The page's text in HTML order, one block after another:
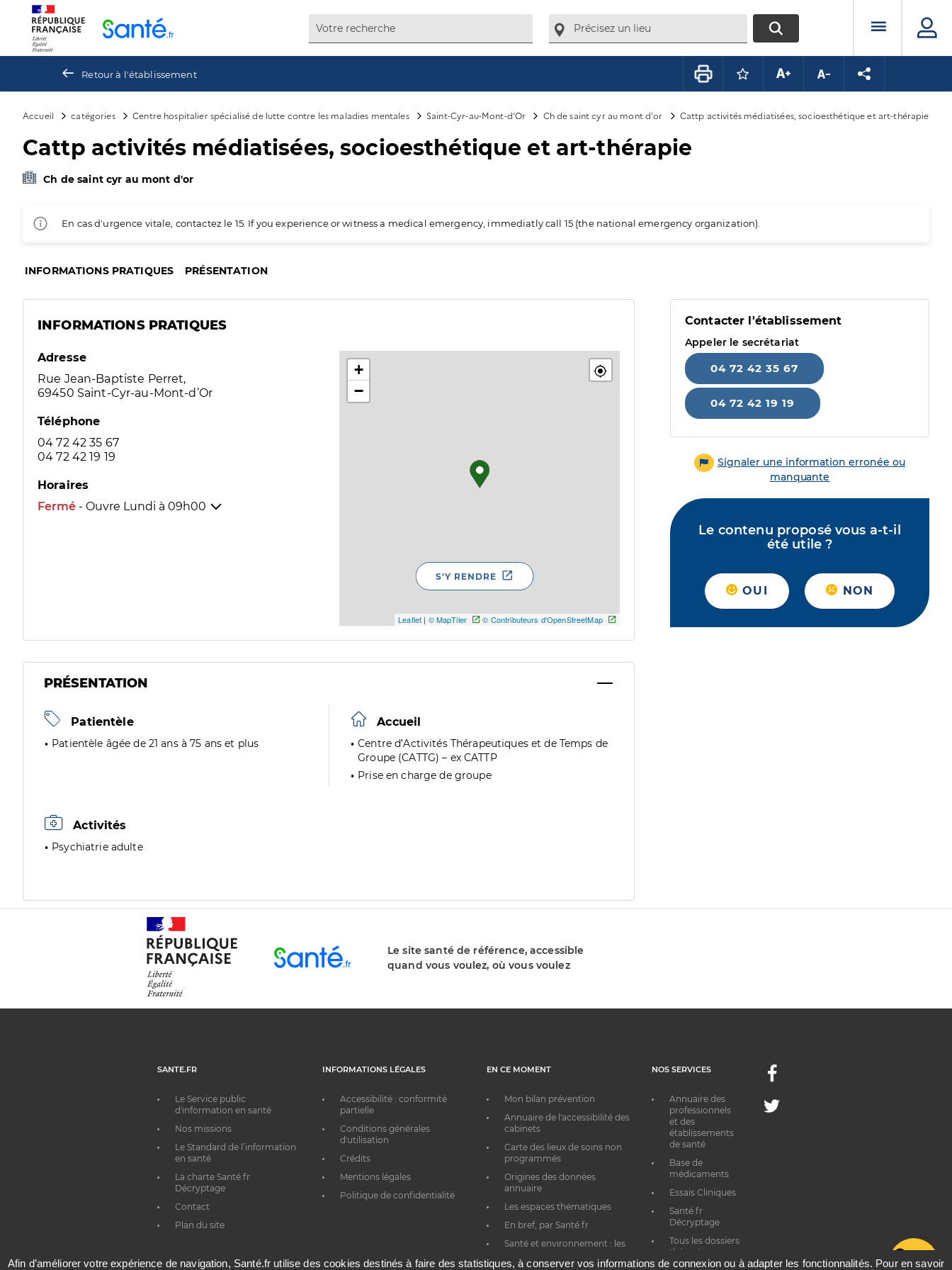
RECHERCHERMenu
Retour à l'établissement Connectez-vous pour mettre ce
Augmenter la taille du texte
Diminuer la taille du
Partager la
Accueil catégories Centre hospitalier spécialisé de lutte contre les maladies mentales Saint-Cyr-au-Mont-d’Or Ch de saint cyr au mont d'or Cattp activités médiatisées, socioesthétique et art-thérapie
Cattp activités médiatisées, socioesthétique et art-thérapie
Ch de saint cyr au mont d'or
En cas d'urgence vitale, contactez le 15. If you experience or witness a medical emergency, immediatly call 15 (the national emergency organization).
INFORMATIONS PRATIQUES PRÉSENTATION
INFORMATIONS PRATIQUES
Adresse
Rue Jean-Baptiste Perret,
69450 Saint-Cyr-au-Mont-d’Or
Téléphone
04 72 42 35 67
04 72 42 19 19
Horaires
Fermé - Ouvre Lundi à 09h00
+
−
Leaflet | © MapTiler © Contributeurs d'OpenStreetMap
S'Y RENDRE
PRÉSENTATION
Patientèle
Patientèle âgée de 21 ans à 75 ans et plus
Accueil
Centre d’Activités Thérapeutiques et de Temps de
Groupe (CATTG) – ex CATTP
Prise en charge de groupe
Activités
Psychiatrie adulte
Contacter l'établissement
Appeler le secrétariat
04 72 42 35 67
04 72 42 19 19
Signaler une information erronée ou
manquante
Le contenu proposé vous a-t-il
été utile ?
OUI NON
Le site santé de référence, accessible
quand vous voulez, où vous voulez
SANTE.FR
Le Service public
d'information en santé
Nos missions
Le Standard de l’information
en santé
La charte Santé.fr
Décryptage
Contact
Plan du site
INFORMATIONS LÉGALES
Accessibilité : conformité
partielle
Conditions générales
d'utilisation
Crédits
Mentions légales
Politique de confidentialité
EN CE MOMENT
Mon bilan prévention
Annuaire de l'accessibilité des
cabinets
Carte des lieux de soins non
programmés
Origines des données
annuaire
Les espaces thématiques
En bref, par Santé.fr
Santé et environnement : les
NOS SERVICES
Annuaire des
professionnels
et des
établissements
de santé
Base de
médicaments
Essais Cliniques
Santé.fr
Décryptage
Tous les dossiers
thématiques
Facebook
Twitter
Panneau de gestion des cookies
Afin d’améliorer votre expérience de navigation, Santé.fr utilise des cookies destinés à faire des statistiques, à conserver vos informations de connexion ou à adapter les fonctionnalités. Pour en savoir